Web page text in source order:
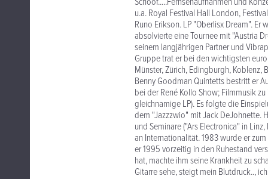
u.a. Royal Festival Hall London,
Runo Erikson. LP "Oberlisx Dream".
absolvierte eine Tournee mit "Austria
seinem langjährigen Partner und
Gruppe trat er bei den wichtigsten
Münster, Zürich, Edingburgh, Koblenz,
Benny Goodman Quintetts bestritt er
bei der René Kollo Show; Filmmusik
gleichnamige LP). Es folgte die
dem "Jazzzwio" mit Jack DeJohnette.
und Seminare ("Ars Electronica" in
an Internationalität. 1983 wurde er
er 1995 vorzeitig in den Ruhestand
hat, machte ihm seine Krankheit zu
Gitarre sehe, steigt mein Blutdruck..,